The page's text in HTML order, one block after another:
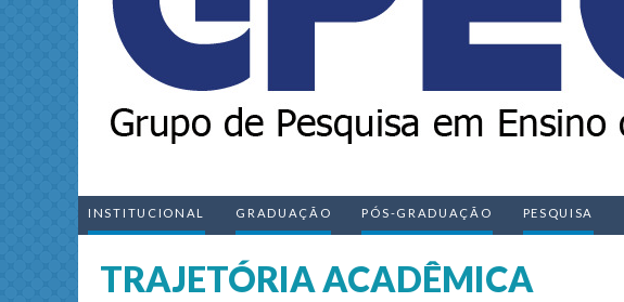
INSTITUCIONAL GRADUAÇÃO PÓS-GRADUAÇÃO PESQUISA
TRAJETÓRIA ACADÊMICA